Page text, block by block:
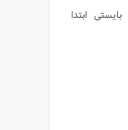
بایستی ابتدا